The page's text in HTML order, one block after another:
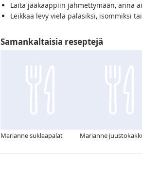
Laita jääkaappiin jähmettymään, anna
Leikkaa levy vielä palasiksi, isommiksi
Samankaltaisia reseptejä
Marianne suklaapalat Marianne